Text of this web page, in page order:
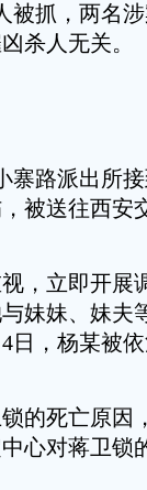
被抓，两名
杀人无关。
路派出所接
被送往西安
立即开展
妹妹、妹夫
日，杨某被
死亡原因
心对蒋卫锁